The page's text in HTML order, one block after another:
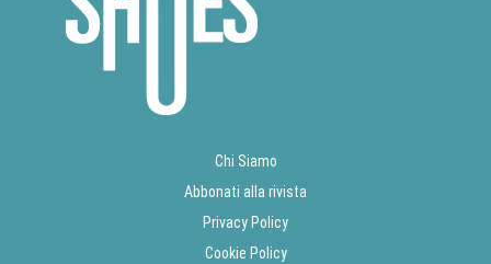
Chi Siamo
Abbonati alla rivista
Privacy Policy
Cookie Policy